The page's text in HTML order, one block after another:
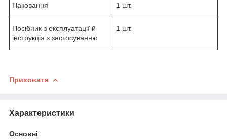
Паковання 1 шт.
Посібник з експлуатації й
інструкція з застосуванню
1 шт.
Приховати
Характеристики
Основні